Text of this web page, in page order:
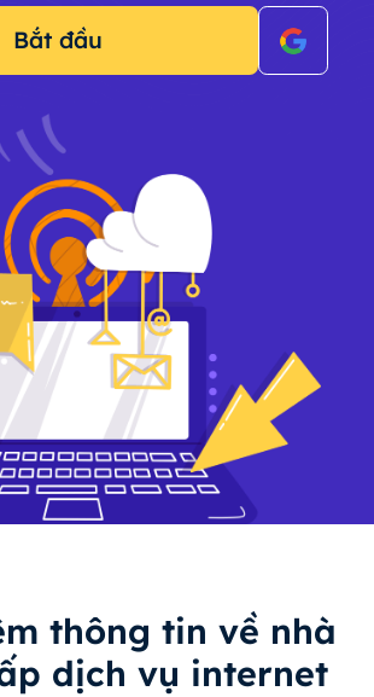
Bắt đầu
thông tin về nhà
dịch vụ internet